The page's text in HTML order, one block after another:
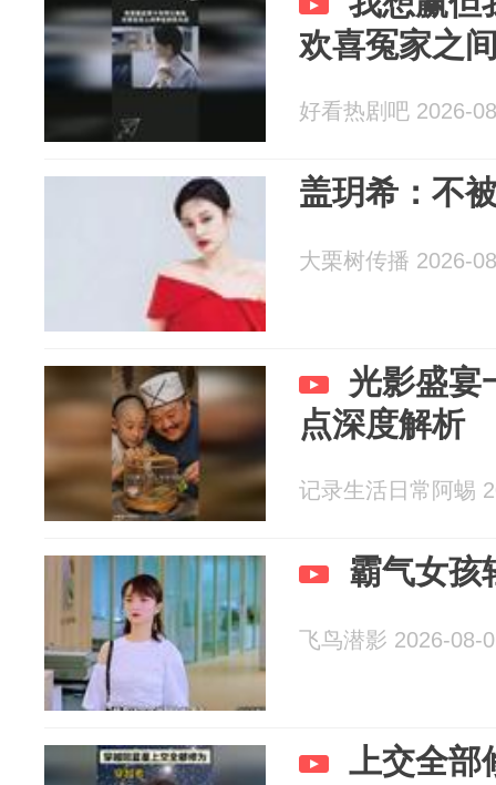
欢喜冤家之
好看热剧吧 2026-
盖玥希：不
大栗树传播 2026-
光影盛宴
点深度解析
记录生活日常阿蜴
霸气女孩
飞鸟潜影 2026-08-
上交全部